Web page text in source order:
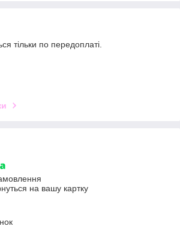
тільки по передоплаті.
на вашу картку